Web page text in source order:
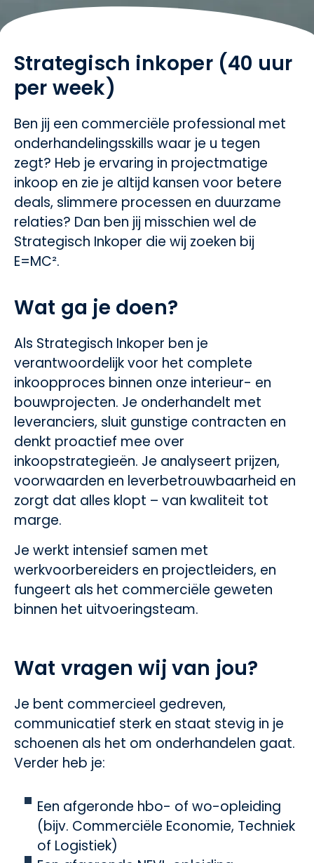
Strategisch inkoper (40 uur
per week)
Ben jij een commerciële professional met
onderhandelingsskills waar je u tegen
zegt? Heb je ervaring in projectmatige
inkoop en zie je altijd kansen voor betere
deals, slimmere processen en duurzame
relaties? Dan ben jij misschien wel de
Strategisch Inkoper die wij zoeken bij
E=MC².
Wat ga je doen?
Als Strategisch Inkoper ben je
verantwoordelijk voor het complete
inkoopproces binnen onze interieur- en
bouwprojecten. Je onderhandelt met
leveranciers, sluit gunstige contracten en
denkt proactief mee over
inkoopstrategieën. Je analyseert prijzen,
voorwaarden en leverbetrouwbaarheid en
zorgt dat alles klopt – van kwaliteit tot
marge.
Je werkt intensief samen met
werkvoorbereiders en projectleiders, en
fungeert als het commerciële geweten
binnen het uitvoeringsteam.
Wat vragen wij van jou?
Je bent commercieel gedreven,
communicatief sterk en staat stevig in je
schoenen als het om onderhandelen gaat.
Verder heb je:
Een afgeronde hbo- of wo-opleiding
(bijv. Commerciële Economie, Techniek
of Logistiek)